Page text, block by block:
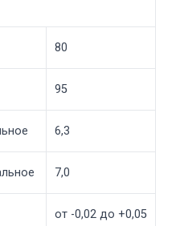
80
95
6,3
7,0
от -0,02 до +0,05